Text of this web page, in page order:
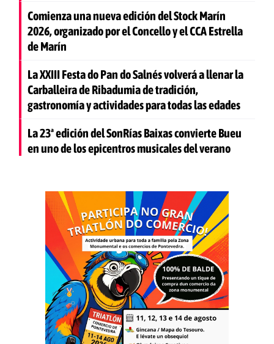
Comienza una nueva edición del Stock Marín
2026, organizado por el Concello y el CCA Estrella
de Marín
La XXIII Festa do Pan do Salnés volverá a llenar la
Carballeira de Ribadumia de tradición,
gastronomía y actividades para todas las edades
La 23ª edición del SonRías Baixas convierte Bueu
en uno de los epicentros musicales del verano